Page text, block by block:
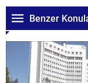
Benzer